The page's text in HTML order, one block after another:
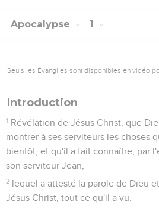
Apocalypse 1
Seuls les Évangiles sont disponibles en vidéo
Introduction
1 Révélation de Jésus Christ, que
montrer à ses serviteurs les choses
bientôt, et qu'il a fait connaître, par
son serviteur Jean,
2 lequel a attesté la parole de Dieu
Jésus Christ, tout ce qu'il a vu.